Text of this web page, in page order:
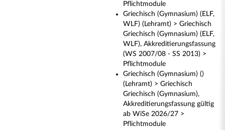
Pflichtmodule
Griechisch (Gymnasium) (ELF,
WLF) (Lehramt) > Griechisch
Griechisch (Gymnasium) (ELF,
WLF), Akkreditierungsfassung
(WS 2007/08 - SS 2013) >
Pflichtmodule
Griechisch (Gymnasium) ()
(Lehramt) > Griechisch
Griechisch (Gymnasium),
Akkreditierungsfassung gültig
ab WiSe 2026/27 >
Pflichtmodule